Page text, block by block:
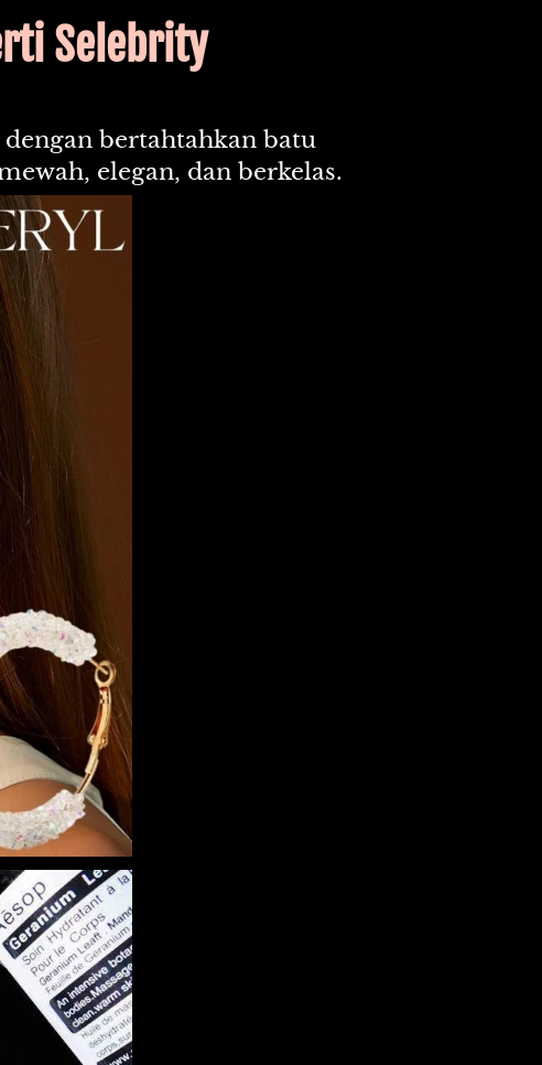
Selebrity
bertahtahkan batu
elegan, dan berkelas.